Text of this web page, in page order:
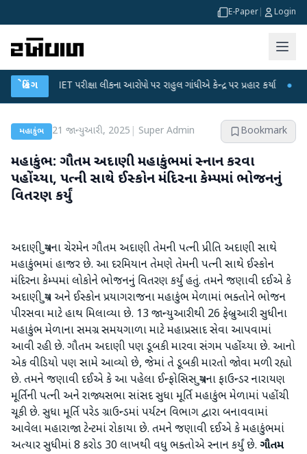
E-Paper Login
બ્રેકિંગ
NET પરીક્ષા લીકના આરોપો પર રાહુલ ગાંધીએ કેન્દ્ર પર પ્રહાર કર્યા ●
મહાકુંભ 21 જાન્યુઆરી, 2025 Super Admin Bookmark
મહાકુંભ: ગૌતમ અદાણી મહાકુંભમાં સ્નાન કરવા
પહોંચ્યા, પત્ની સાથે ઈસ્કોન મંદિરના કેમ્પમાં ભોજનનું
વિતરણ કર્યું
અદાણી ગ્રુપના ચેરમેન ગૌતમ અદાણી તેમની પત્ની પ્રીતિ અદાણી સાથે
મહાકુંભમાં હાજર છે. આ દરમિયાન તેમણે તેમની પત્ની સાથે ઈસ્કોન
મંદિરના કેમ્પમાં લોકોને ભોજનનું વિતરણ કર્યું હતું. તમને જણાવી દઈએ કે
અદાણી ગ્રુપ અને ઈસ્કોન પ્રયાગરાજના મહાકુંભ મેળામાં ભક્તોને ભોજન
પીરસવા માટે હાથ મિલાવ્યા છે. 13 જાન્યુઆરીથી 26 ફેબ્રુઆરી સુધીના
મહાકુંભ મેળાના સમગ્ર સમયગાળા માટે મહાપ્રસાદ સેવા આપવામાં
આવી રહી છે. ગૌતમ અદાણી પણ ડૂબકી મારવા સંગમ પહોંચ્યા છે. આનો
એક વીડિયો પણ સામે આવ્યો છે, જેમાં તે ડૂબકી મારતો જોવા મળી રહ્યો
છે. તમને જણાવી દઈએ કે આ પહેલા ઈન્ફોસિસ ગ્રુપના ફાઉન્ડર નારાયણ
મૂર્તિની પત્ની અને રાજ્યસભા સાંસદ સુધા મૂર્તિ મહાકુંભ મેળામાં પહોંચી
ચૂકી છે. સુધા મૂર્તિ પરેડ ગ્રાઉન્ડમાં પર્યટન વિભાગ દ્વારા બનાવવામાં
આવેલા મહારાજા ટેન્ટમાં રોકાયા છે. તમને જણાવી દઈએ કે મહાકુંભમાં
અત્યાર સુધીમાં 8 કરોડ 30 લાખથી વધુ ભક્તોએ સ્નાન કર્યું છે. ગૌતમ